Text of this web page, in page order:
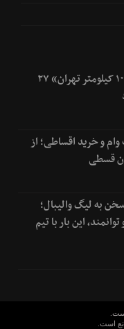
دومین دوره «مسابقه ۱۰ کیلومتر تهران» ۲۷
و خرید اقساطی؛ از
قسطی
به لیگ والیبال؛
این بار با تیم
است.